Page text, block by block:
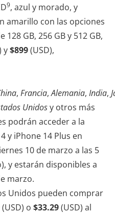
9, azul y morado, y
amarillo con las opciones
GB, 256 GB y 512 GB,
y$899(USD),
, Francia,Alemania, India,
Unidosy otros más
podrán acceder a la
y iPhone 14 Plus en
10 de marzo a las 5
y estarán disponibles a
marzo.
Unidos pueden comprar
(USD) o $33.29(USD) al